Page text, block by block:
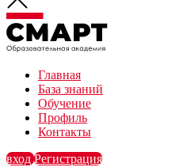
Главная
База знаний
Обучение
Профиль
Контакты
входРегистрация